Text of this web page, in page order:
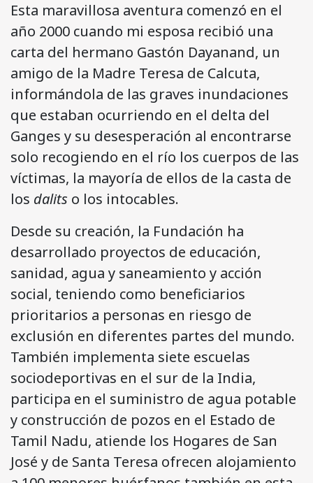
Esta maravillosa aventura comenzó en el
año 2000 cuando mi esposa recibió una
carta del hermano Gastón Dayanand, un
amigo de la Madre Teresa de Calcuta,
informándola de las graves inundaciones
que estaban ocurriendo en el delta del
Ganges y su desesperación al encontrarse
solo recogiendo en el río los cuerpos de las
víctimas, la mayoría de ellos de la casta de
los dalits o los intocables.
Desde su creación, la Fundación ha
desarrollado proyectos de educación,
sanidad, agua y saneamiento y acción
social, teniendo como beneficiarios
prioritarios a personas en riesgo de
exclusión en diferentes partes del mundo.
También implementa siete escuelas
sociodeportivas en el sur de la India,
participa en el suministro de agua potable
y construcción de pozos en el Estado de
Tamil Nadu, atiende los Hogares de San
José y de Santa Teresa ofrecen alojamiento